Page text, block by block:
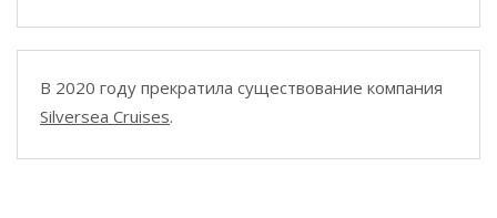
В 2020 году прекратила существование компания
Silversea Cruises.